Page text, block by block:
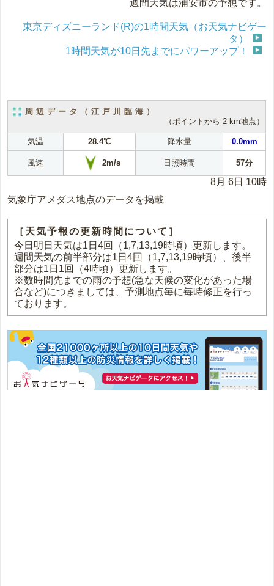
週間天気は浦安市の予想です。
東京ディズニーランド(R)の1時間天気（お天気ナビゲー
タ）
1時間天気が10日先までにパワーアップ！
周辺データ（江戸川臨海）
（ポイントから 2 km地点）
気温 28.4℃ 降水量 0.0mm
風速 2m/s 日照時間 57分
8月 6日 10時
気象庁アメダス地点のデータを掲載
［天気予報の更新時間について］
今日明日天気は1日4回（1,7,13,19時頃）更新します。
週間天気の前半部分は1日4回（1,7,13,19時頃）、後半
部分は1日1回（4時頃）更新します。
※数時間先までの雨の予想(急な天候の変化があった場
合など)につきましては、予測地点毎に毎時修正を行っ
ております。